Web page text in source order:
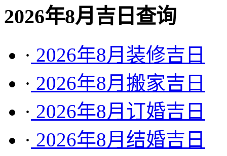
2026年8月吉日查询
· 2026年8月装修吉日
· 2026年8月搬家吉日
· 2026年8月订婚吉日
· 2026年8月结婚吉日